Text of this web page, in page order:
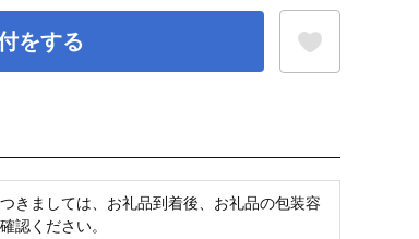
をする
きましては、お礼品到着後、お礼品の包装容
認ください。